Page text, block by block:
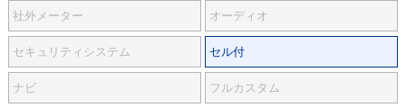
社外メーター オーディオ
セキュリティシステム セル付
ナビ フルカスタム